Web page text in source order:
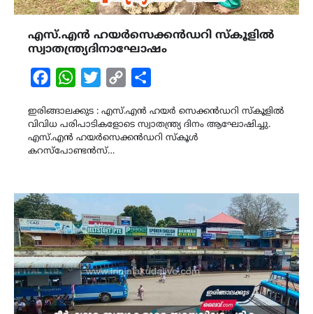
എസ്.എൻ ഹയർസെക്കൻഡറി സ്കൂളിൽ
സ്വാതന്ത്ര്യദിനാഘോഷം
FacebookWhatsAppTwitterCopy
ഇരിങ്ങാലക്കുട : എസ്.എൻ ഹയർ സെക്കൻഡറി സ്കൂളിൽ
വിവിധ പരിപാടികളോടെ സ്വാതന്ത്ര്യ ദിനം ആഘോഷിച്ചു.
എസ്.എൻ ഹയർസെക്കൻഡറി സ്കൂൾ
കറസ്പോണ്ടൻസ്…